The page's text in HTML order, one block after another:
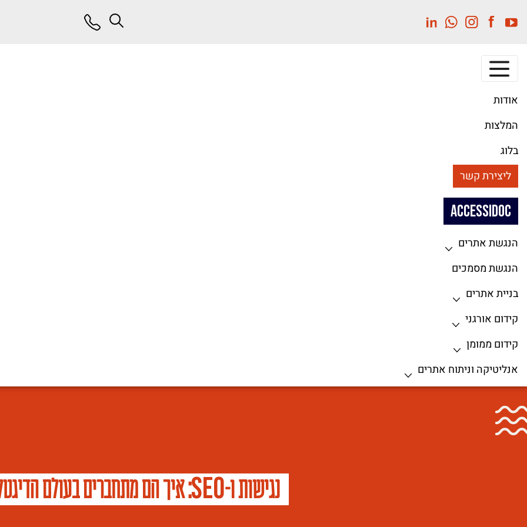
לתוכן
המרכזי
אודות
המלצות
בלוג
ליצירת קשר
ACCESSIDOC
הנגשת אתרים
הנגשת מסמכים
בניית אתרים
קידום אורגני
קידום ממומן
אנליטיקה וניתוח אתרים
נגישות ו- SEO : איך הם מתחברים בעולם